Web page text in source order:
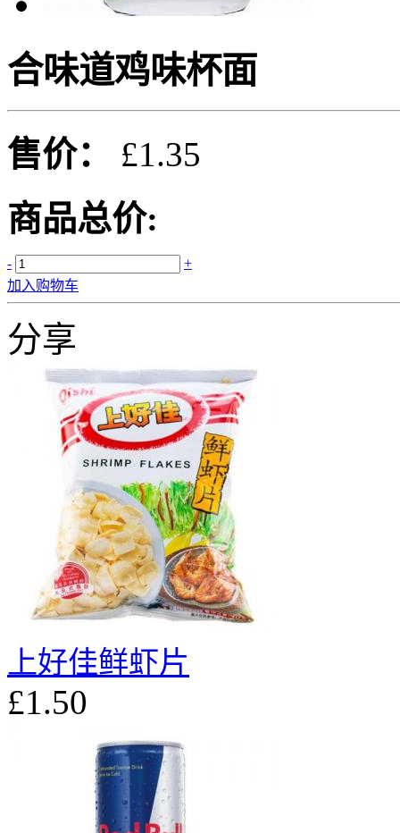
合味道鸡味杯面
售价：
£1.35
商品总价:
-
+
加入购物车
分享
上好佳鲜虾片
£1.50